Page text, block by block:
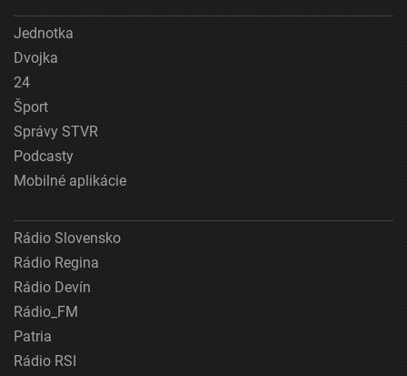
Jednotka
Dvojka
24
Šport
Správy STVR
Podcasty
Mobilné aplikácie
Rádio Slovensko
Rádio Regina
Rádio Devín
Rádio_FM
Patria
Rádio RSI